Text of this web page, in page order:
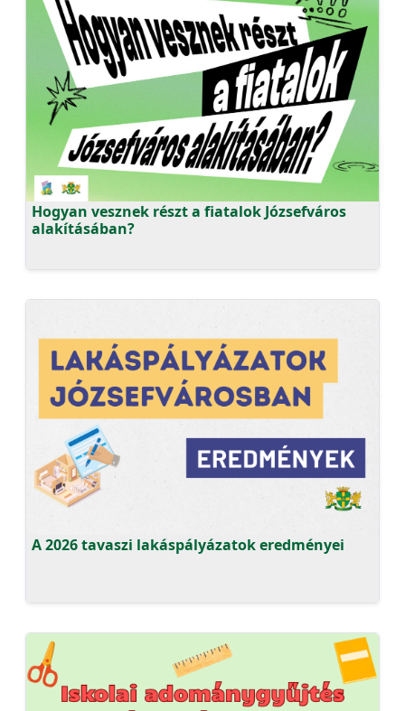
Hogyan vesznek részt a fiatalok Józsefváros
alakításában?
A 2026 tavaszi lakáspályázatok eredményei